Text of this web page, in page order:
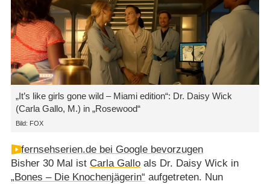
„It’s like girls gone wild – Miami edition“: Dr. Daisy Wick
(Carla Gallo, M.) in „Rosewood“
Bild: FOX
fernsehserien.de bei Google bevorzugen
Bisher 30 Mal ist Carla Galloals Dr. Daisy Wick in
„Bones – Die Knochenjägerin“ aufgetreten. Nun